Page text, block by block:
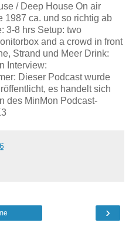
/ Deep House On air
ca. und so richtig ab
3-8 hrs Setup: two
and a crowd in front
Strand und Meer Drink:
Interview:
Dieser Podcast wurde
es handelt sich
des MinMon Podcast-
›